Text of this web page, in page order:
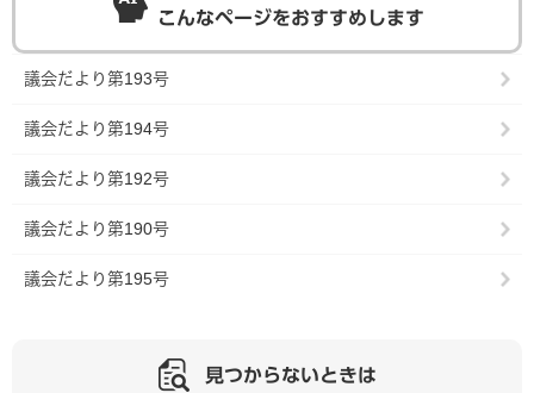
こんなページをおすすめします
議会だより第193号
議会だより第194号
議会だより第192号
議会だより第190号
議会だより第195号
見つからないときは